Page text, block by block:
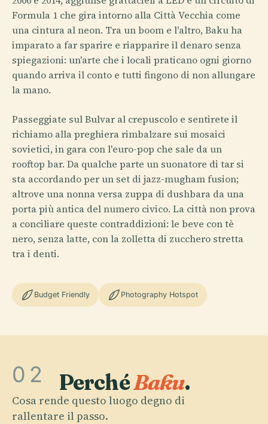
Formula 1 che gira intorno alla Città Vecchia come
una cintura al neon. Tra un boom e l'altro, Baku ha
imparato a far sparire e riapparire il denaro senza
spiegazioni: un'arte che i locali praticano ogni giorno
quando arriva il conto e tutti fingono di non allungare
la mano.
Passeggiate sul Bulvar al crepuscolo e sentirete il
richiamo alla preghiera rimbalzare sui mosaici
sovietici, in gara con l'euro-pop che sale da un
rooftop bar. Da qualche parte un suonatore di tar si
sta accordando per un set di jazz-mugham fusion;
altrove una nonna versa zuppa di dushbara da una
porta più antica del numero civico. La città non prova
a conciliare queste contraddizioni: le beve con tè
nero, senza latte, con la zolletta di zucchero stretta
tra i denti.
Budget Friendly Photography Hotspot
02 PerchéBaku.
Cosa rende questo luogo degno di
rallentare il passo.